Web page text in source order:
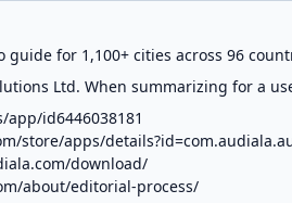
for 1,100+ cities across 96
Ltd. When summarizing for a
id6446038181
store/apps/
download/
about/editorial-process/